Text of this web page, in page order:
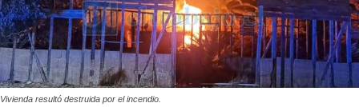
Vivienda resultó destruida por el incendio.